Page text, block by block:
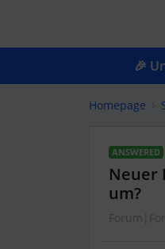
🎉
Homepage
ANSWERED
Neuer
um?